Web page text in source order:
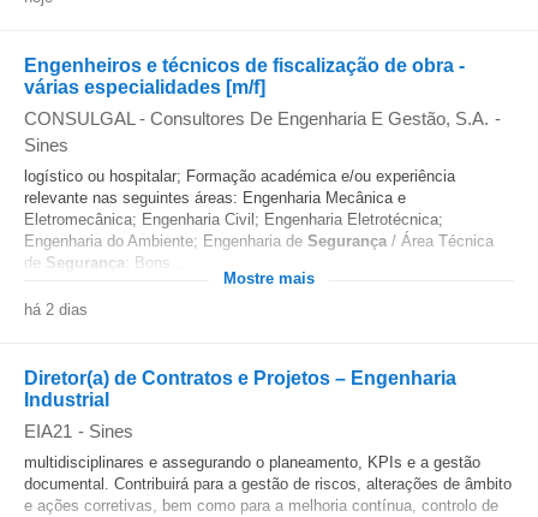
Engenheiros e técnicos de fiscalização de obra -
várias especialidades [m/f]
CONSULGAL - Consultores De Engenharia E Gestão, S.A. -
Sines
logístico ou hospitalar; Formação académica e/ou experiência
relevante nas seguintes áreas: Engenharia Mecânica e
Eletromecânica; Engenharia Civil; Engenharia Eletrotécnica;
Engenharia do Ambiente; Engenharia de Segurança / Área Técnica
de Segurança; Bons...
Mostre mais
há 2 dias
Diretor(a) de Contratos e Projetos – Engenharia
Industrial
EIA21 - Sines
multidisciplinares e assegurando o planeamento, KPIs e a gestão
documental. Contribuirá para a gestão de riscos, alterações de âmbito
e ações corretivas, bem como para a melhoria contínua, controlo de